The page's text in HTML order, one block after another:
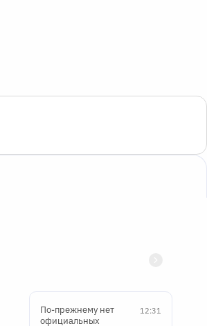
12:31
По-прежнему нет
официальных